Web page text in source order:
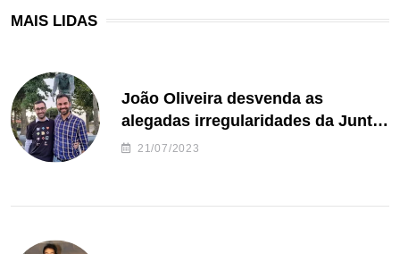
MAIS LIDAS
João Oliveira desvenda as
alegadas irregularidades da Junta
de Freguesia S. João de Ver
21/07/2023